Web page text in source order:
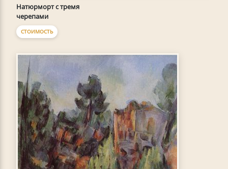
Натюрморт с тремя
черепами
СТОИМОСТЬ